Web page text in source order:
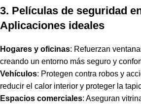
3. Películas de seguridad
Aplicaciones ideales
Hogares y oficinas: Refuerzan
creando un entorno más seguro y
Vehículos: Protegen contra robos y
reducir el calor interior y proteger la
Espacios comerciales: Aseguran